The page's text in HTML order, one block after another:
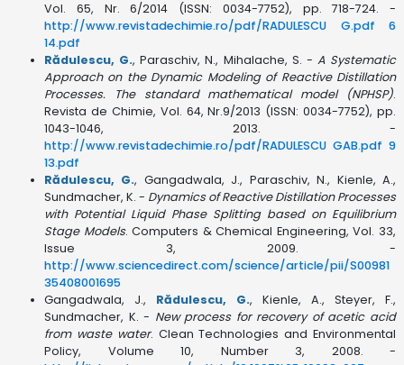
Vol. 65, Nr. 6/2014 (ISSN: 0034-7752), pp. 718-724. -
http://www.revistadechimie.ro/pdf/RADULESCU G.pdf 6
14.pdf
Rădulescu, G., Paraschiv, N., Mihalache, S. - A Systematic
Approach on the Dynamic Modeling of Reactive Distillation
Processes. The standard mathematical model (NPHSP).
Revista de Chimie, Vol. 64, Nr.9/2013 (ISSN: 0034-7752), pp.
1043-1046, 2013. -
http://www.revistadechimie.ro/pdf/RADULESCU GAB.pdf 9
13.pdf
Rădulescu, G., Gangadwala, J., Paraschiv, N., Kienle, A.,
Sundmacher, K. - Dynamics of Reactive Distillation Processes
with Potential Liquid Phase Splitting based on Equilibrium
Stage Models. Computers & Chemical Engineering, Vol. 33,
Issue 3, 2009. -
http://www.sciencedirect.com/science/article/pii/S00981
35408001695
Gangadwala, J., Rădulescu, G., Kienle, A., Steyer, F.,
Sundmacher, K. - New process for recovery of acetic acid
from waste water. Clean Technologies and Environmental
Policy, Volume 10, Number 3, 2008. -